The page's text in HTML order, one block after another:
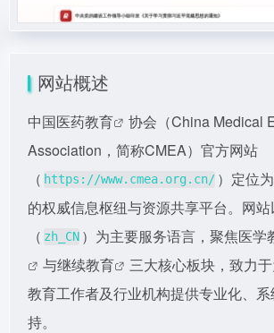
网站概述
中国医药教育
协会（China Medical
Association，简称CMEA）官方网站
（ https://www.cmea.org.cn/ ）定位
的权威信息枢纽与资源共享平台。网
（ zh_CN ）为主要服务语言，聚焦医学
与继续教育
三大核心板块，致力于
教育工作者及行业机构提供专业化、
持。